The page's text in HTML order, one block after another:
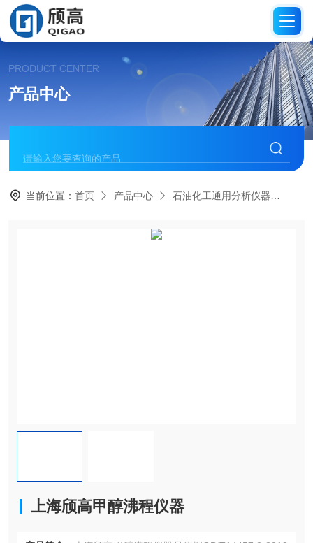
PRODUCT CENTER
产品中心
当前位置：首页 产品中心 石油化工通用分析仪器
上海颀高甲醇沸程仪器